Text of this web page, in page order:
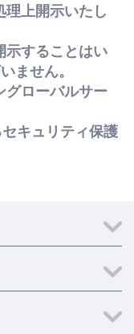
上開示いたし
することはい
ません。
ローバルサー
キュリティ保護